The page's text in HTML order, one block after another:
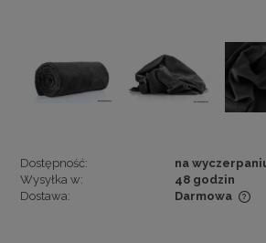
Dostępność:
na
Wysyłka w:
48 godzin
Dostawa:
Darmowa
Cena nie zawiera ewentualnych